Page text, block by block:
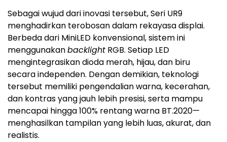
Sebagai wujud dari inovasi tersebut, Seri UR9
menghadirkan terobosan dalam rekayasa displai.
Berbeda dari MiniLED konvensional, sistem ini
menggunakanbacklight RGB. Setiap LED
mengintegrasikan dioda merah, hijau, dan biru
secara independen. Dengan demikian, teknologi
tersebut memiliki pengendalian warna, kecerahan,
dan kontras yang jauh lebih presisi, serta mampu
mencapai hingga 100% rentang warna BT.2020—
menghasilkan tampilan yang lebih luas, akurat, dan
realistis.